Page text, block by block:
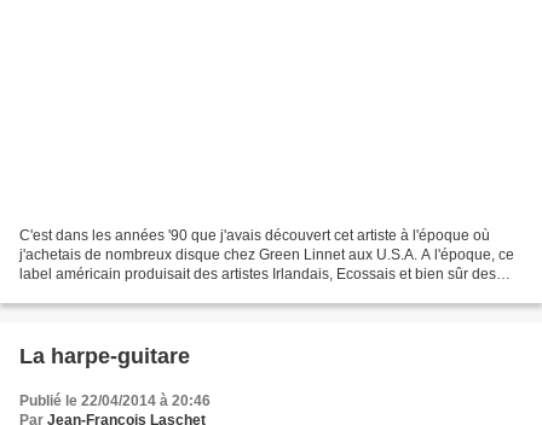
C'est dans les années '90 que j'avais découvert cet artiste à l'époque où
j'achetais de nombreux disque chez Green Linnet aux U.S.A. A l'époque, ce
label américain produisait des artistes Irlandais, Ecossais et bien sûr des
La harpe-guitare
Publié le 22/04/2014 à 20:46
Par Jean-François Laschet